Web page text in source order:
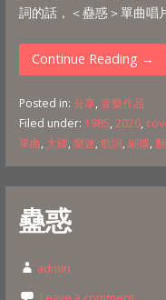
詞的話，＜蠱惑＞單曲
Continue Reading →
Posted in: 分享, 音樂作品
Filed under: 1985, 2020,
單曲, 大碟, 樂迷, 歌詞, 細碟,
蠱惑
admin